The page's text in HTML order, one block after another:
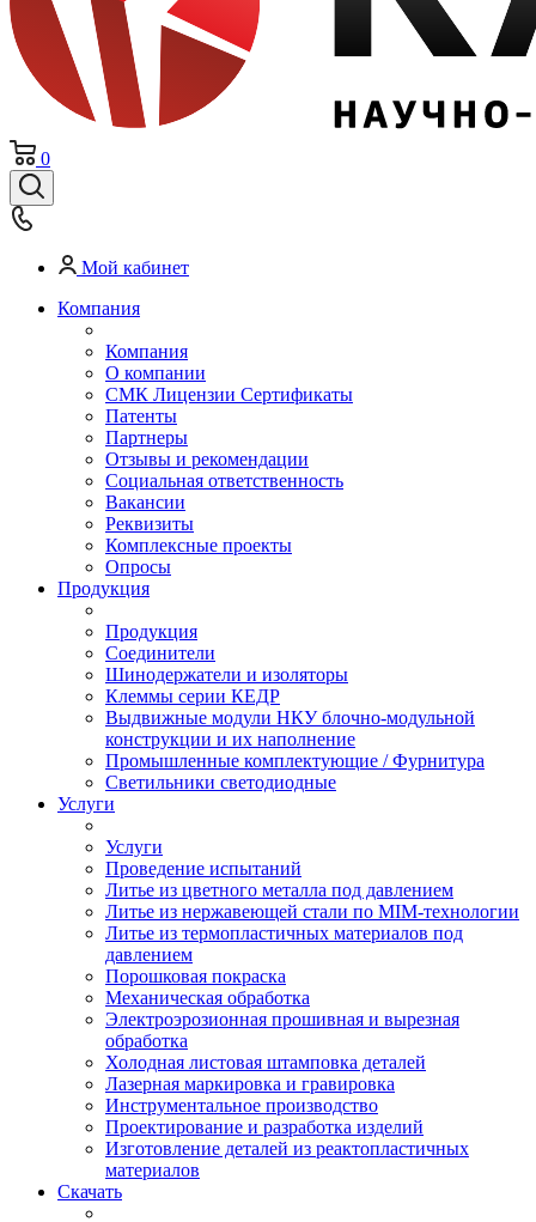
0
Мой кабинет
Компания
Компания
О компании
СМК Лицензии Сертификаты
Патенты
Партнеры
Отзывы и рекомендации
Социальная ответственность
Вакансии
Реквизиты
Комплексные проекты
Опросы
Продукция
Продукция
Соединители
Шинодержатели и изоляторы
Клеммы серии КЕДР
Выдвижные модули НКУ блочно-модульной
конструкции и их наполнение
Промышленные комплектующие / Фурнитура
Светильники светодиодные
Услуги
Услуги
Проведение испытаний
Литье из цветного металла под давлением
Литье из нержавеющей стали по MIM-технологии
Литье из термопластичных материалов под
давлением
Порошковая покраска
Механическая обработка
Электроэрозионная прошивная и вырезная
обработка
Холодная листовая штамповка деталей
Лазерная маркировка и гравировка
Инструментальное производство
Проектирование и разработка изделий
Изготовление деталей из реактопластичных
материалов
Скачать